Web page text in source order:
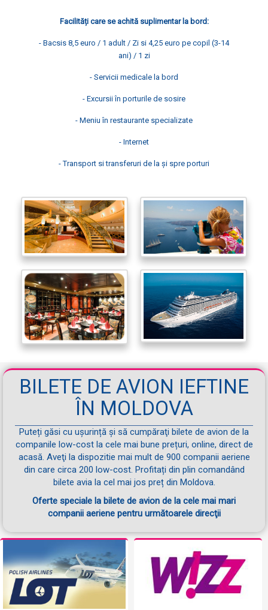
Facilități care se achităsuplimentar la bord:
- Bacsis 8,5 euro / 1 adult / Zi si 4,25 euro pe copil (3-14
ani) / 1 zi
- Servicii medicale la bord
- Excursii în porturile de sosire
- Meniu în restaurante specializate
- Internet
-Transport sitransferuri de la și spre porturi
BILETE DE AVION IEFTINE
ÎN MOLDOVA
Puteți găsi cu ușurință și să cumpăraţi bilete de avion de la
companile low-cost la cele mai bune prețuri, online, direct de
acasă. Aveţi la dispozitie mai mult de 900 companii aeriene
din care circa 200 low-cost. Profitați din plin comandând
bilete avia la cel mai jos preț din Moldova.
Oferte speciale la bilete de avion de la cele mai mari
companii aeriene pentru următoarele direcţii